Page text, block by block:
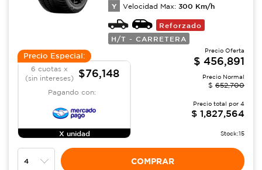
Y Velocidad Max: 300 Km/h
Reforzado
H/T - CARRETERA
Precio Especial:
6 cuotas x
(sin intereses)
$76,148
Pagando con:
X unidad
Precio Oferta
$ 456,891
Precio Normal
$ 652,700
Precio total por 4
$ 1,827,564
Stock:15
COMPRAR